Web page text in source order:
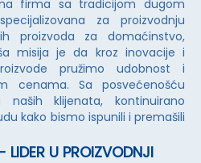
firma sa tradicijom dugom
za proizvodnju
proizvoda za domaćinstvo,
misija je da kroz inovacije i
pružimo udobnost i
cenama. Sa posvećenošću
klijenata, kontinuirano
kako bismo ispunili i premašili
U PROIZVODNJI